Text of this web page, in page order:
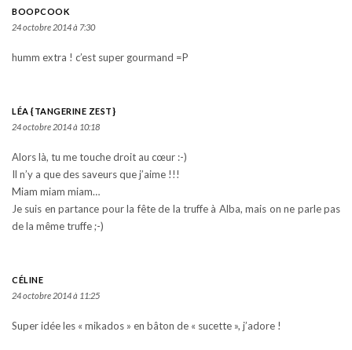
BOOPCOOK
24 octobre 2014 à 7:30
humm extra ! c’est super gourmand =P
LÉA {TANGERINE ZEST}
24 octobre 2014 à 10:18
Alors là, tu me touche droit au cœur :-)
Il n’y a que des saveurs que j’aime !!!
Miam miam miam…
Je suis en partance pour la fête de la truffe à Alba, mais on ne parle pas
de la même truffe ;-)
CÉLINE
24 octobre 2014 à 11:25
Super idée les « mikados » en bâton de « sucette », j’adore !